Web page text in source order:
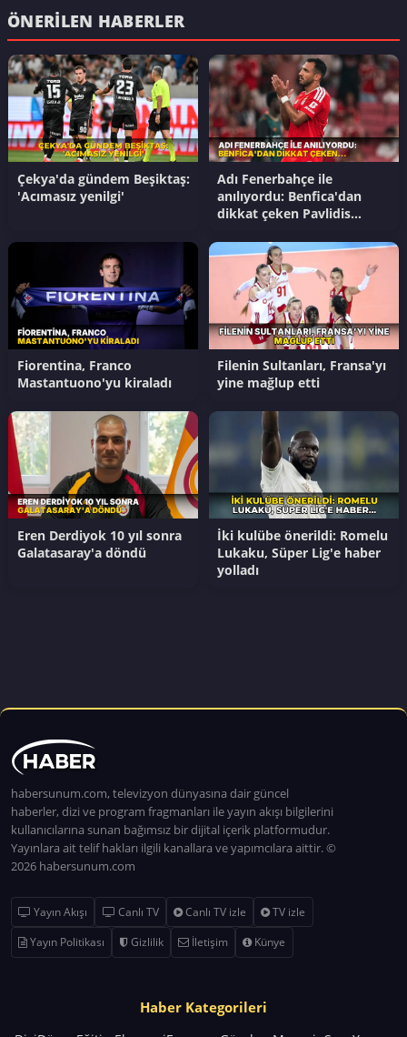
ÖNERILEN HABERLER
Çekya'da gündem Beşiktaş:
'Acımasız yenilgi'
Adı Fenerbahçe ile
anılıyordu: Benfica'dan
dikkat çeken Pavlidis
Fiorentina, Franco
Mastantuono'yu kiraladı
Filenin Sultanları, Fransa'yı
yine mağlup etti
Eren Derdiyok 10 yıl sonra
Galatasaray'a döndü
İki kulübe önerildi: Romelu
Lukaku, Süper Lig'e haber
yolladı
habersunum.com, televizyon dünyasına dair güncel
haberler, dizi ve program fragmanları ile yayın akışı bilgilerini
kullanıcılarına sunan bağımsız bir dijital içerik platformudur.
Yayınlara ait telif hakları ilgili kanallara ve yapımcılara aittir. ©
2026 habersunum.com
Yayın Akışı Canlı TV Canlı TV izle
TV izle
Yayın Politikası
Gizlilik İletişim Künye
Haber Kategorileri